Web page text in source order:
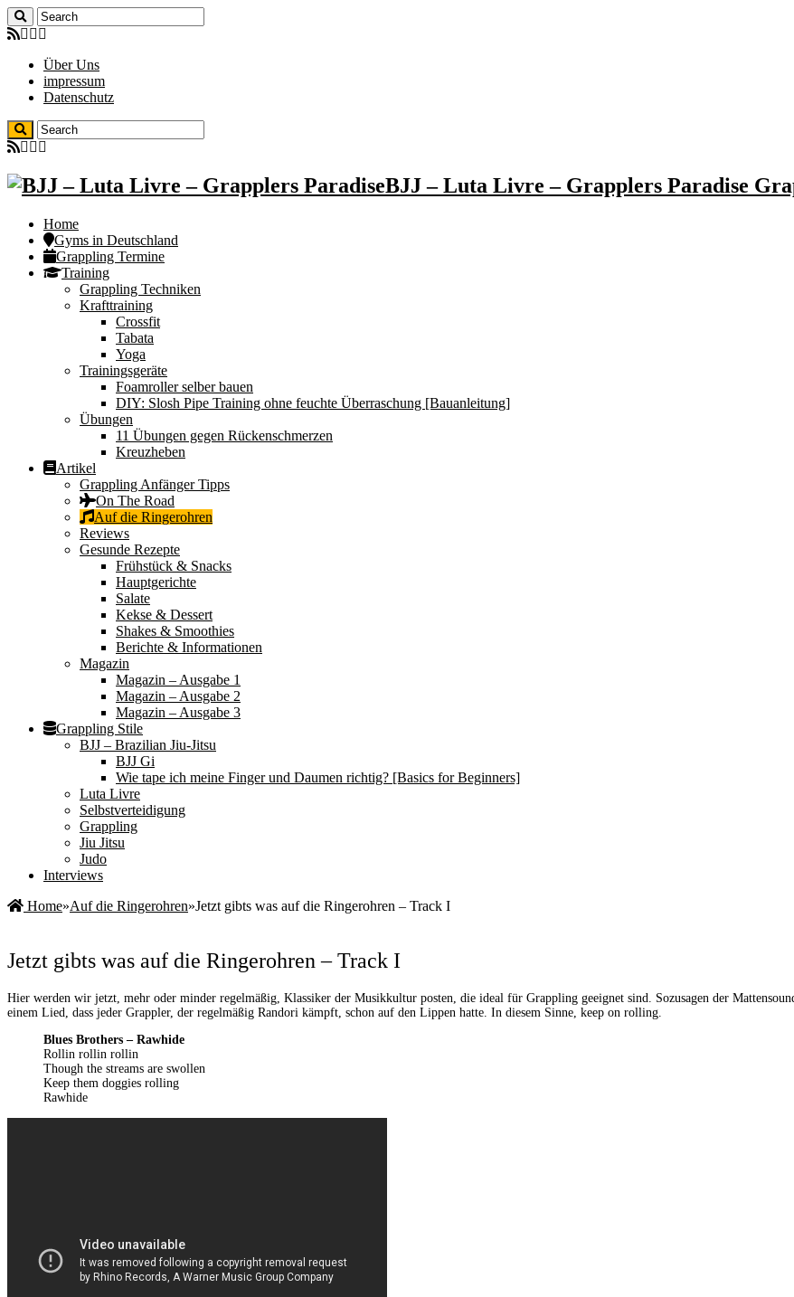
Über Uns
impressum
Datenschutz
BJJ – Luta Livre – Grapplers Paradise
Home
Gyms in Deutschland
Grappling Termine
Training
Grappling Techniken
Krafttraining
Crossfit
Tabata
Yoga
Trainingsgeräte
Foamroller selber bauen
DIY: Slosh Pipe Training ohne feuchte Überraschung [Bauanleitung]
Übungen
11 Übungen gegen Rückenschmerzen
Kreuzheben
Artikel
Grappling Anfänger Tipps
On The Road
Auf die Ringerohren
Reviews
Gesunde Rezepte
Frühstück & Snacks
Hauptgerichte
Salate
Kekse & Dessert
Shakes & Smoothies
Berichte & Informationen
Magazin
Magazin – Ausgabe 1
Magazin – Ausgabe 2
Magazin – Ausgabe 3
Grappling Stile
BJJ – Brazilian Jiu-Jitsu
BJJ Gi
Wie tape ich meine Finger und Daumen richtig? [Basics for Beginners]
Luta Livre
Selbstverteidigung
Grappling
Jiu Jitsu
Judo
Interviews
Home»Auf die Ringerohren»Jetzt gibts was auf die Ringerohren – Track I
Jetzt gibts was auf die Ringerohren – Track I
Hier werden wir jetzt, mehr oder minder regelmäßig, Klassiker der Musikkultur posten, die ideal für Grappling geeignet sind. Sozusagen der
einem Lied, dass jeder Grappler, der regelmäßig Randori kämpft, schon auf den Lippen hatte. In diesem Sinne, keep on rolling.
Blues Brothers – Rawhide
Rollin rollin rollin
Though the streams are swollen
Keep them doggies rolling
Rawhide